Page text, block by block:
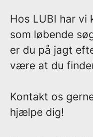
Hos LUBI har vi
som løbende
er du på jagt
være at du
Kontakt os
hjælpe dig!